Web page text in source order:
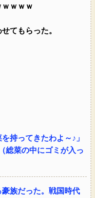
ｗｗｗ
てもらった。
持ってきたわよ～♪」
総菜の中にゴミが入っ
族だった。戦国時代